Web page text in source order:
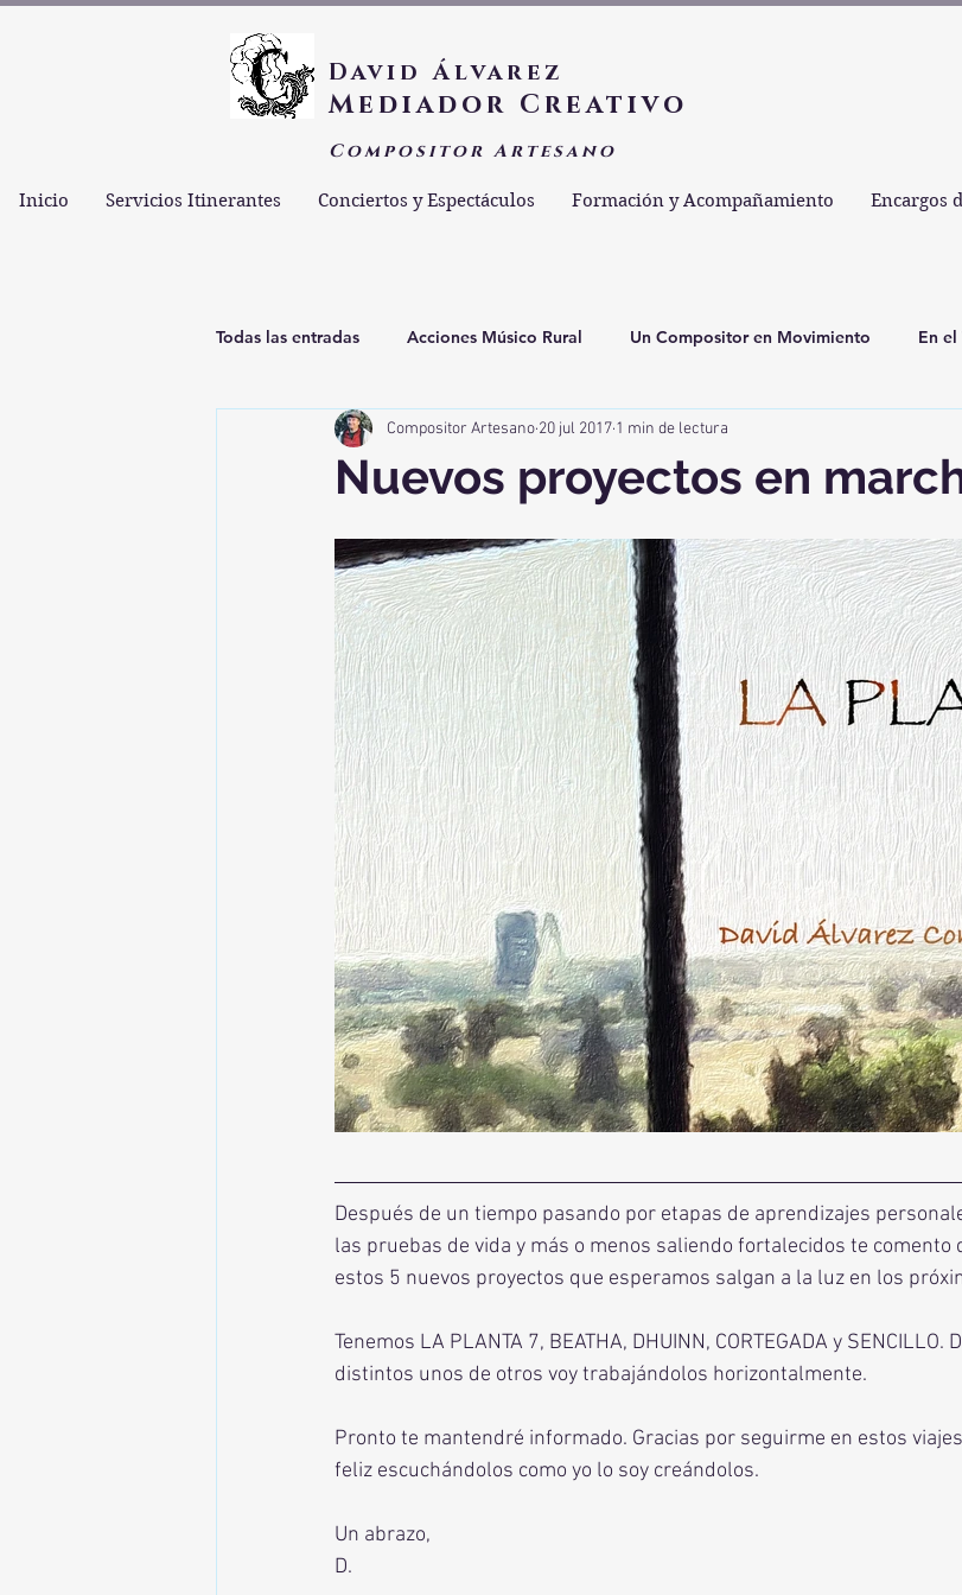
David Álvarez
Mediador Creativo
Compositor Artesano
Inicio Servicios Itinerantes Conciertos y Espectáculos Formación y Acompañamiento Encargos
Todas las entradas Acciones Músico Rural Un Compositor en Movimiento En el
Espiritualidad Esencial Estampas Minimalistas Musicales
Nuevos proyectos en
Compositor Artesano 20 jul 2017 1 min de lectura
Después de un tiempo pasando por etapas de aprendizajes
las pruebas de vida y más o menos saliendo fortalecidos te comento
estos 5 nuevos proyectos que esperamos salgan a la luz en los
Tenemos LA PLANTA 7, BEATHA, DHUINN, CORTEGADA y
distintos unos de otros voy trabajándolos horizontalmente.
Pronto te mantendré informado. Gracias por seguirme en estos
feliz escuchándolos como yo lo soy creándolos.
Un abrazo,
D.